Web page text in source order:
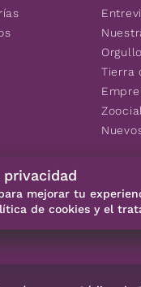
Tierra
mejorar tu
de cookies y el